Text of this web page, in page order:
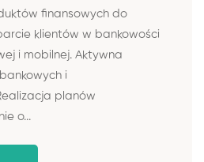
finansowych do
klientów w bankowości
i mobilnej. Aktywna
i
planów
o...